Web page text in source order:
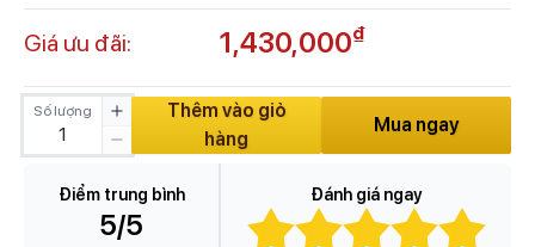
Giá ưu đãi: 1,430,000₫
Số lượng
Thêm vào giỏ
hàng
Mua ngay
Điểm trung bình
5/5
Đánh giá ngay